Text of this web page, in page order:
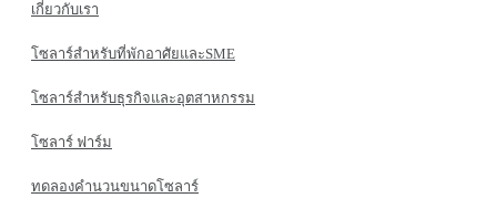
เกี่ยวกับเรา
โซลาร์สำหรับที่พักอาศัยและSME
โซลาร์สำหรับธุรกิจและอุตสาหกรรม
โซลาร์ ฟาร์ม
ทดลองคำนวนขนาดโซลาร์